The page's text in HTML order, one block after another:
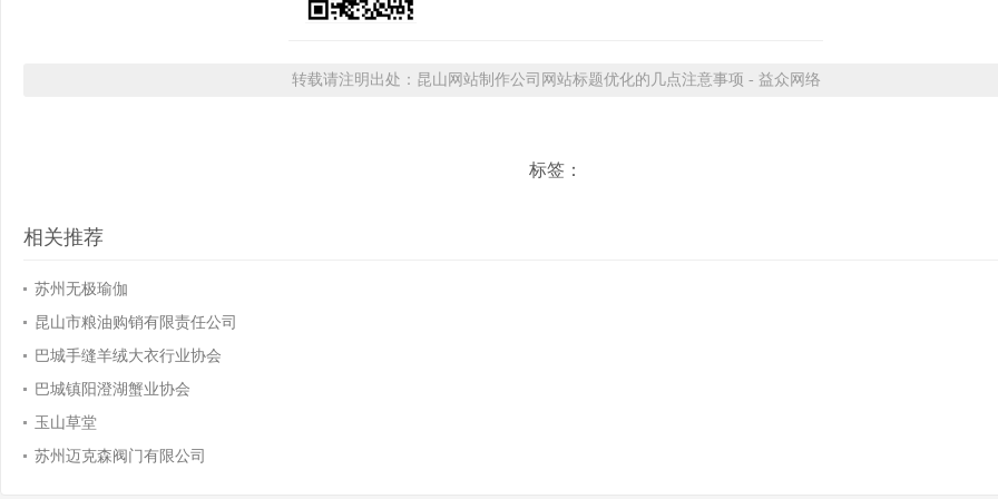
转载请注明出处：昆山网站制作公司网站标题优化的几点注意事项 - 益众网络
标签：
相关推荐
苏州无极瑜伽
昆山市粮油购销有限责任公司
巴城手缝羊绒大衣行业协会
巴城镇阳澄湖蟹业协会
玉山草堂
苏州迈克森阀门有限公司